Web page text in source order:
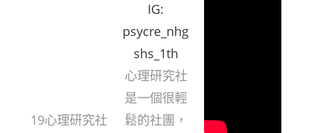
19心理研究社
IG:
psycre_nhg
shs_1th
心理研究社
是一個很輕
鬆的社團，